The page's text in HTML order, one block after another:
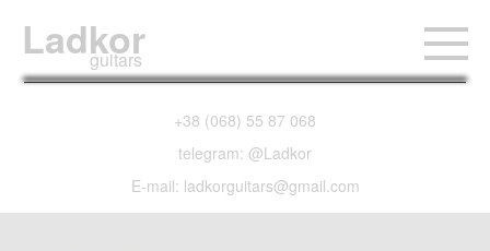
Ladkor
guitars
+38 (068) 55 87 068
telegram: @Ladkor
E-mail: ladkorguitars@gmail.com